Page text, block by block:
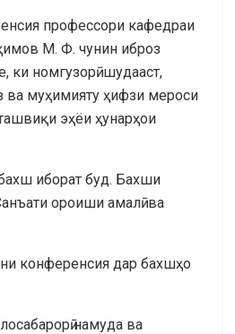
профессори кафедраи
М. Ф. чунин иброз
ки номгузорӣ шудааст,
ва муҳимияту ҳифзи мероси
эҳёи ҳунарҳои
иборат буд. Бахши
ороиши амалӣ ва
конференсия дар бахшҳо
намуда ва